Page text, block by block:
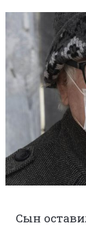
Сын